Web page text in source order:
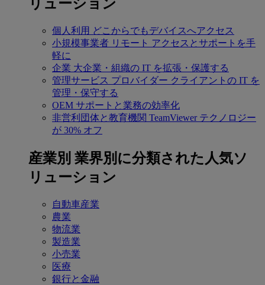
リューション
個人利用 どこからでもデバイスへアクセス
小規模事業者 リモート アクセスとサポートを手
軽に
企業 大企業・組織の IT を拡張・保護する
管理サービス プロバイダー クライアントの IT を
管理・保守する
OEM サポートと業務の効率化
非営利団体と教育機関 TeamViewer テクノロジー
が 30% オフ
産業別 業界別に分類された人気ソ
リューション
自動車産業
農業
物流業
製造業
小売業
医療
銀行と金融